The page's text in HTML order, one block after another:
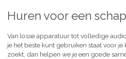
Huren voor een
Van losse apparatuur tot volledige
je het beste kunt gebruiken staat voor je
zoekt, dan helpen we je een goede